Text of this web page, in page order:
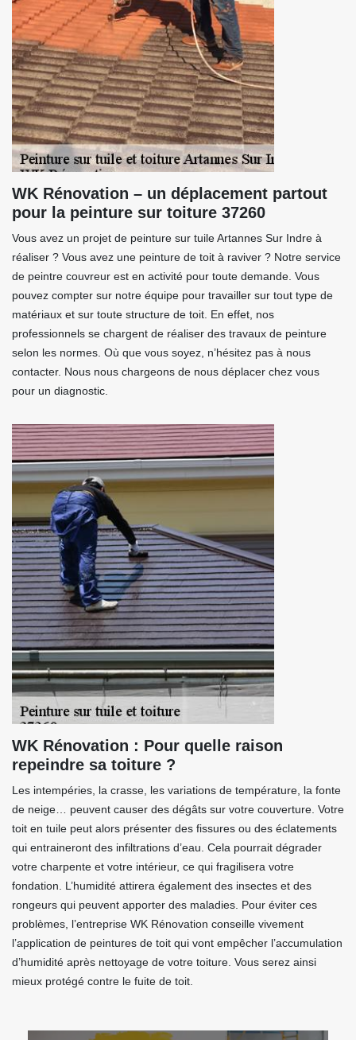
WK Rénovation – un déplacement partout
pour la peinture sur toiture 37260
Vous avez un projet de peinture sur tuile Artannes Sur Indre à
réaliser ? Vous avez une peinture de toit à raviver ? Notre service
de peintre couvreur est en activité pour toute demande. Vous
pouvez compter sur notre équipe pour travailler sur tout type de
matériaux et sur toute structure de toit. En effet, nos
professionnels se chargent de réaliser des travaux de peinture
selon les normes. Où que vous soyez, n’hésitez pas à nous
contacter. Nous nous chargeons de nous déplacer chez vous
pour un diagnostic.
WK Rénovation : Pour quelle raison
repeindre sa toiture ?
Les intempéries, la crasse, les variations de température, la fonte
de neige… peuvent causer des dégâts sur votre couverture. Votre
toit en tuile peut alors présenter des fissures ou des éclatements
qui entraineront des infiltrations d’eau. Cela pourrait dégrader
votre charpente et votre intérieur, ce qui fragilisera votre
fondation. L’humidité attirera également des insectes et des
rongeurs qui peuvent apporter des maladies. Pour éviter ces
problèmes, l’entreprise WK Rénovation conseille vivement
l’application de peintures de toit qui vont empêcher l’accumulation
d’humidité après nettoyage de votre toiture. Vous serez ainsi
mieux protégé contre le fuite de toit.